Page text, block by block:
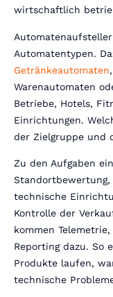
wirtschaftlich
Automatentypen.
Getränkeautomaten,
Warenautomaten
Betriebe, Hotels,
Einrichtungen.
der Zielgruppe und
Zu den Aufgaben
Standortbewertung,
technische
Kontrolle der
kommen
Reporting dazu. So
Produkte laufen,
technische